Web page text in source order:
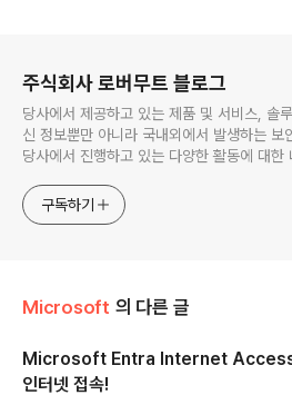
주식회사 로버무트 블로그
당사에서 제공하고 있는 제품 및 서비스, 솔
신 정보뿐만 아니라 국내외에서 발생하는 보
당사에서 진행하고 있는 다양한 활동에 대한
구독하기
Microsoft 의 다른 글
Microsoft Entra Internet Access
인터넷 접속!